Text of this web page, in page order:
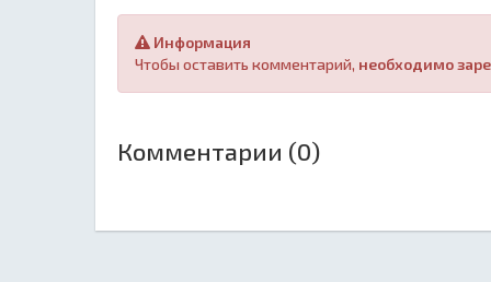
Информация
Чтобы оставить комментарий, необходимо
Комментарии (0)